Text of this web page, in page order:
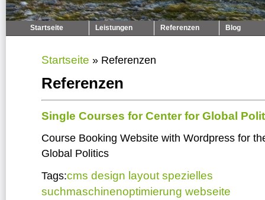
Startseite Leistungen Referenzen Blog
Startseite » Referenzen
Referenzen
Single Courses for Center for Global
Course Booking Website with Wordpress for
Global Politics
Tags:cms design layout spezielles
suchmaschinenoptimierung webseite